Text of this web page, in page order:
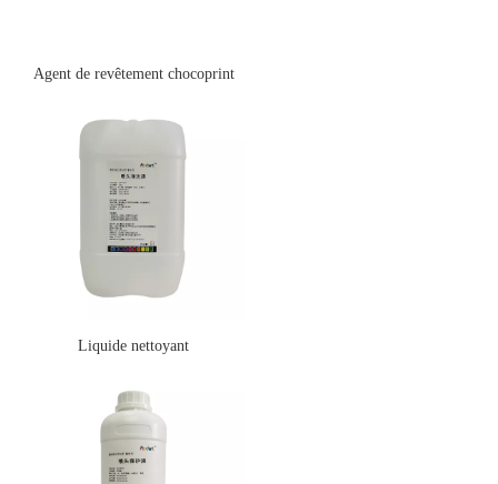
Agent de revêtement chocoprint
Liquide nettoyant